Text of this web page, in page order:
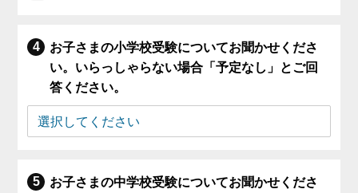
お子さまの小学校受験についてお聞かせくださ
い。いらっしゃらない場合「予定なし」とご回
答ください。
お子さまの中学校受験についてお聞かせくださ